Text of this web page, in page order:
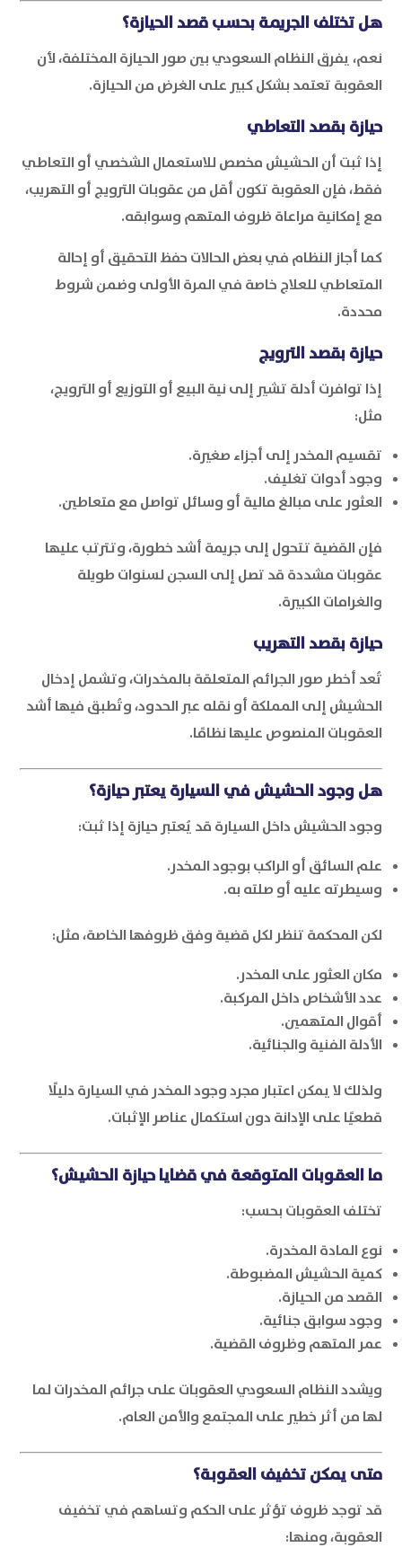
هل تختلف الجريمة بحسب قصد الحيازة؟
نعم، يفرق النظام السعودي بين صور الحيازة المختلفة، لأن
العقوبة تعتمد بشكل كبير على الغرض من الحيازة.
حيازة بقصد التعاطي
إذا ثبت أن الحشيش مخصص للاستعمال الشخصي أو التعاطي
فقط، فإن العقوبة تكون أقل من عقوبات الترويج أو التهريب،
مع إمكانية مراعاة ظروف المتهم وسوابقه.
كما أجاز النظام في بعض الحالات حفظ التحقيق أو إحالة
المتعاطي للعلاج خاصة في المرة الأولى وضمن شروط
محددة.
حيازة بقصد الترويج
إذا توافرت أدلة تشير إلى نية البيع أو التوزيع أو الترويج،
مثل:
تقسيم المخدر إلى أجزاء صغيرة.
وجود أدوات تغليف.
العثور على مبالغ مالية أو وسائل تواصل مع متعاطين.
فإن القضية تتحول إلى جريمة أشد خطورة، وتترتب عليها
عقوبات مشددة قد تصل إلى السجن لسنوات طويلة
والغرامات الكبيرة.
حيازة بقصد التهريب
تُعد أخطر صور الجرائم المتعلقة بالمخدرات، وتشمل إدخال
الحشيش إلى المملكة أو نقله عبر الحدود، وتُطبق فيها أشد
العقوبات المنصوص عليها نظامًا.
هل وجود الحشيش في السيارة يعتبر حيازة؟
وجود الحشيش داخل السيارة قد يُعتبر حيازة إذا ثبت:
علم السائق أو الراكب بوجود المخدر.
وسيطرته عليه أو صلته به.
لكن المحكمة تنظر لكل قضية وفق ظروفها الخاصة، مثل:
مكان العثور على المخدر.
عدد الأشخاص داخل المركبة.
أقوال المتهمين.
الأدلة الفنية والجنائية.
ولذلك لا يمكن اعتبار مجرد وجود المخدر في السيارة دليلًا
قطعيًا على الإدانة دون استكمال عناصر الإثبات.
ما العقوبات المتوقعة في قضايا حيازة الحشيش؟
تختلف العقوبات بحسب:
نوع المادة المخدرة.
كمية الحشيش المضبوطة.
القصد من الحيازة.
وجود سوابق جنائية.
عمر المتهم وظروف القضية.
ويشدد النظام السعودي العقوبات على جرائم المخدرات لما
لها من أثر خطير على المجتمع والأمن العام.
متى يمكن تخفيف العقوبة؟
قد توجد ظروف تؤثر على الحكم وتساهم في تخفيف
العقوبة، ومنها: